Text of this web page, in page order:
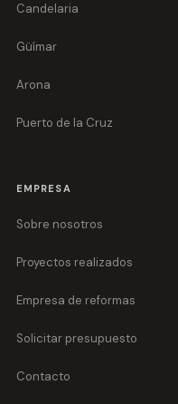
Candelaria
Güímar
Arona
Puerto de la Cruz
EMPRESA
Sobre nosotros
Proyectos realizados
Empresa de reformas
Solicitar presupuesto
Contacto